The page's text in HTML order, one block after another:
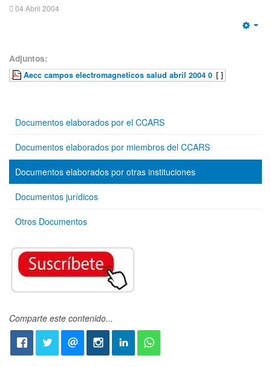
04 Abril 2004
Adjuntos:
Aecc campos electromagneticos salud abril 2004 0 [ ]
Documentos elaborados por el CCARS
Documentos elaborados por miembros del CCARS
Documentos elaborados por otras instituciones
Documentos jurídicos
Otros Documentos
Comparte este contenido...